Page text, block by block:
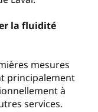
la fluidité
mesures
principalement
à
services.